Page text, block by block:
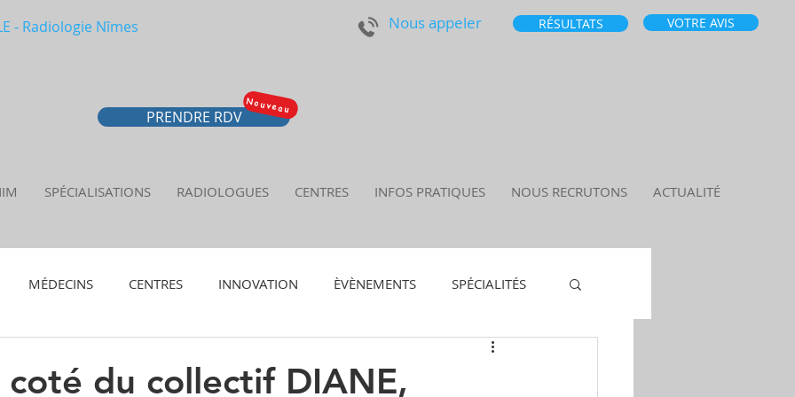
- Radiologie Nîmes Nous appeler RÉSULTATS VOTRE AVIS
PRENDRE RDV
Nouveau
SPÉCIALISATIONS RADIOLOGUES CENTRES INFOS PRATIQUES NOUS RECRUTONS ACTUALITÉ
MÉDECINS CENTRES INNOVATION ÈVÈNEMENTS SPÉCIALITÉS
du collectif DIANE,